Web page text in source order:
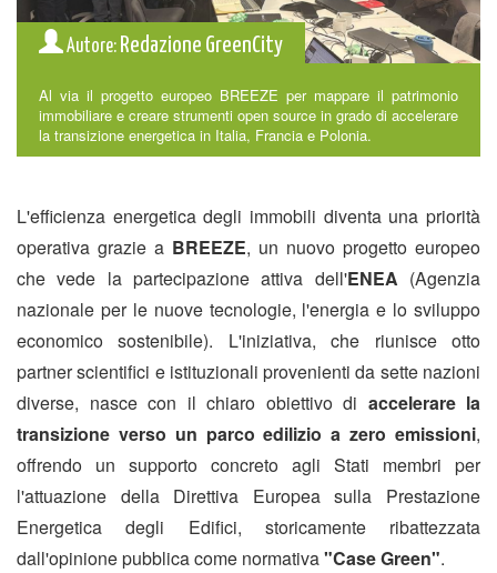
Autore: Redazione GreenCity
Al via il progetto europeo BREEZE per mappare il patrimonio
immobiliare e creare strumenti open source in grado di accelerare
la transizione energetica in Italia, Francia e Polonia.
L'efficienza energetica degli immobili diventa una priorità
operativa grazie a BREEZE, un nuovo progetto europeo
che vede la partecipazione attiva dell'ENEA (Agenzia
nazionale per le nuove tecnologie, l'energia e lo sviluppo
economico sostenibile). L'iniziativa, che riunisce otto
partner scientifici e istituzionali provenienti da sette nazioni
diverse, nasce con il chiaro obiettivo di accelerare la
transizione verso un parco edilizio a zero emissioni,
offrendo un supporto concreto agli Stati membri per
l'attuazione della Direttiva Europea sulla Prestazione
Energetica degli Edifici, storicamente ribattezzata
dall'opinione pubblica come normativa"Case Green".